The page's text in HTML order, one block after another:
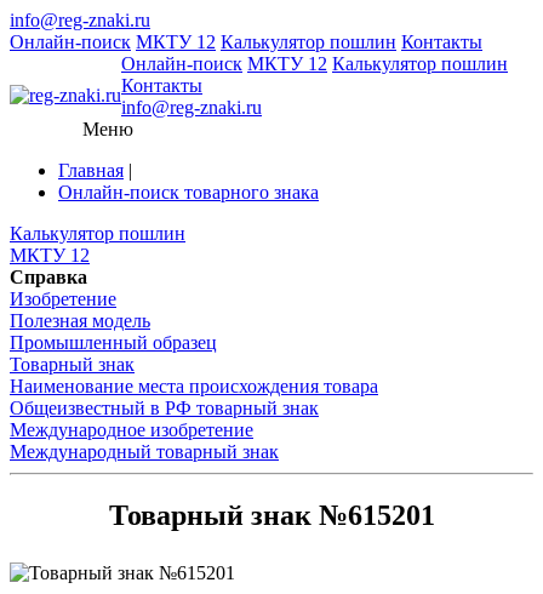
info@reg-znaki.ru
Онлайн-поиск МКТУ 12 Калькулятор пошлин Контакты
Онлайн-поиск МКТУ 12 Калькулятор пошлин
Контакты
info@reg-znaki.ru
Меню
Главная |
Онлайн-поиск товарного знака
Калькулятор пошлин
МКТУ 12
Справка
Изобретение
Полезная модель
Промышленный образец
Товарный знак
Наименование места происхождения товара
Общеизвестный в РФ товарный знак
Международное изобретение
Международный товарный знак
Товарный знак №615201